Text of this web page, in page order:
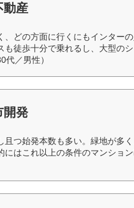
動産
、どの方面に行くにもインター
も徒歩十分で乗れるし、大型の
代／男性）
開発
且つ始発本数も多い。緑地が多
にはこれ以上の条件のマンショ